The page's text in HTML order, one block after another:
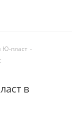
Ю-пласт -
в